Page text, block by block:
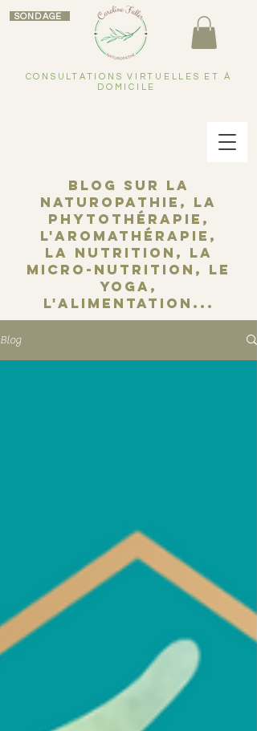
CONSULTATIONS VIRTUELLES ET À
DOMICILE
SONDAGE
Blog sur la
naturopathie, la
phytothérapie,
l'aromathérapie,
la nutrition, la
micro-nutrition, le
yoga,
l'alimentation...
Blog